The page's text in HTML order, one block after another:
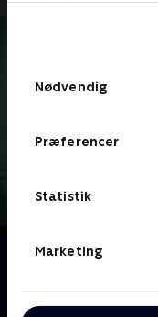
Nødvendig
Præferencer
Statistik
Marketing
Om På patrulje i